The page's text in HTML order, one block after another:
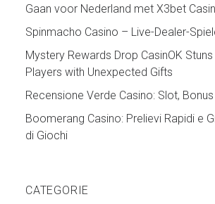
Gaan voor Nederland met X3bet
Spinmacho Casino – Live-Dealer-
Mystery Rewards Drop CasinOK
Players with Unexpected Gifts
Recensione Verde Casino: Slot,
Boomerang Casino: Prelievi Rapidi e
di Giochi
CATEGORIE